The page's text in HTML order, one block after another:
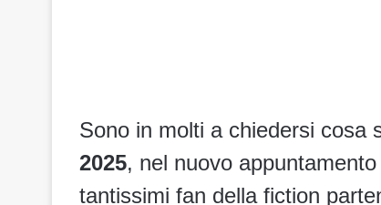
Sono in molti a chiedersi cosa
2025, nel nuovo
tantissimi fan della fiction